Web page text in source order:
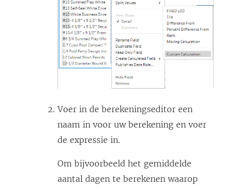
Voer in de berekeningseditor een
naam in voor uw berekening en voer
de expressie in.
Om bijvoorbeeld het gemiddelde
aantal dagen te berekenen waarop